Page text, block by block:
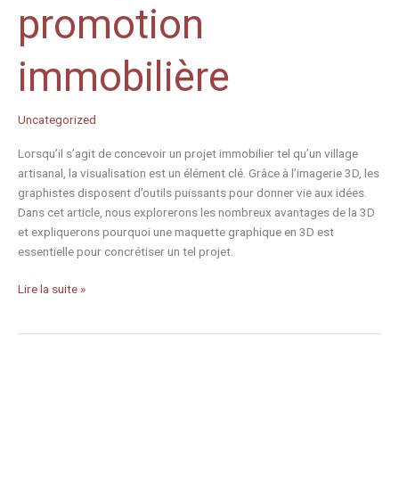
promotion
immobilière
Uncategorized
Lorsqu’il s’agit de concevoir un projet immobilier tel qu’un village
artisanal, la visualisation est un élément clé. Grâce à l’imagerie 3D, les
graphistes disposent d’outils puissants pour donner vie aux idées.
Dans cet article, nous explorerons les nombreux avantages de la 3D
et expliquerons pourquoi une maquette graphique en 3D est
essentielle pour concrétiser un tel projet.
promotion
immobilière
Lire la suite »